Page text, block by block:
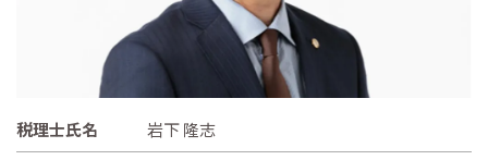
税理士氏名
岩下 隆志